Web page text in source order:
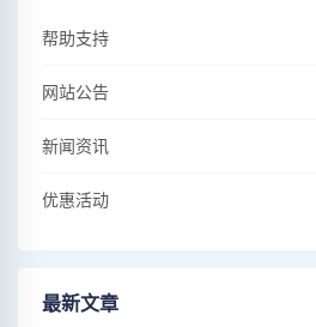
帮助支持
网站公告
新闻资讯
优惠活动
最新文章